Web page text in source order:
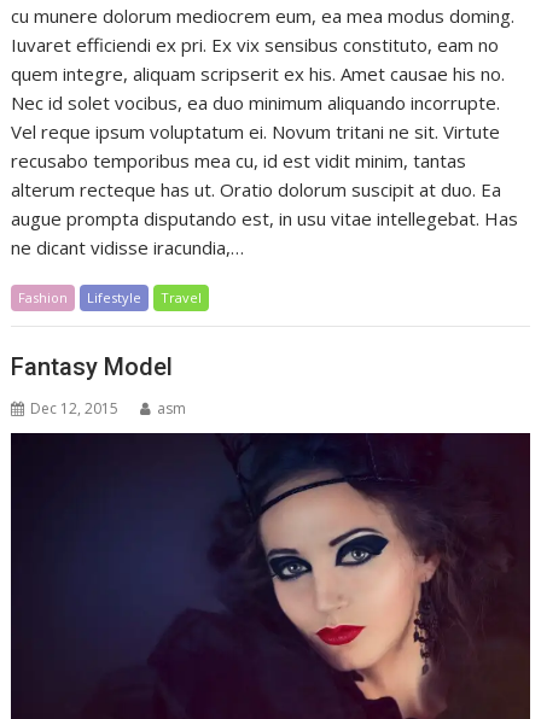
cu munere dolorum mediocrem eum, ea mea modus doming.
Iuvaret efficiendi ex pri. Ex vix sensibus constituto, eam no
quem integre, aliquam scripserit ex his. Amet causae his no.
Nec id solet vocibus, ea duo minimum aliquando incorrupte.
Vel reque ipsum voluptatum ei. Novum tritani ne sit. Virtute
recusabo temporibus mea cu, id est vidit minim, tantas
alterum recteque has ut. Oratio dolorum suscipit at duo. Ea
augue prompta disputando est, in usu vitae intellegebat. Has
ne dicant vidisse iracundia,…
Fashion Lifestyle Travel
Fantasy Model
Dec 12, 2015 asm